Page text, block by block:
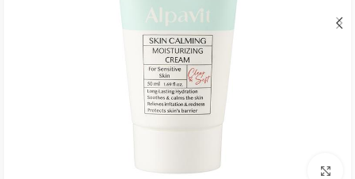
برای بزرگنمایی کلیک کنید